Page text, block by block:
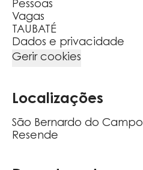
Pessoas
Vagas
TAUBATÉ
Dados e privacidade
Gerir cookies
Localizações
São Bernardo do Campo
Resende